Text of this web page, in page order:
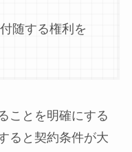
随する権利を
ことを明確にする
ると契約条件が大